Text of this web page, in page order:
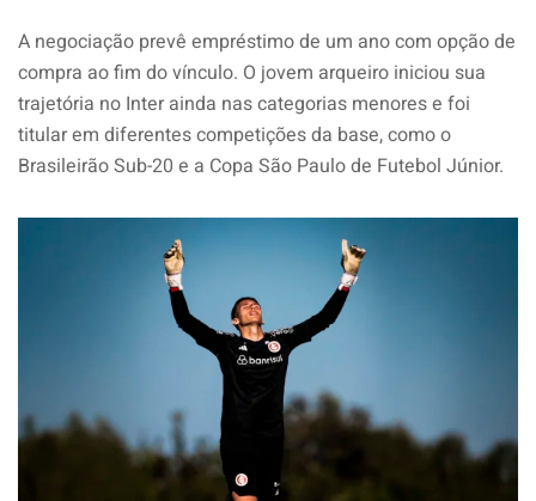
A negociação prevê empréstimo de um ano com opção de
compra ao fim do vínculo. O jovem arqueiro iniciou sua
trajetória no Inter ainda nas categorias menores e foi
titular em diferentes competições da base, como o
Brasileirão Sub-20 e a Copa São Paulo de Futebol Júnior.